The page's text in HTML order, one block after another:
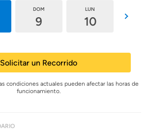
DOM
9
LUN
10
Solicitar un Recorrido
condiciones actuales pueden afectar las horas de
funcionamiento.